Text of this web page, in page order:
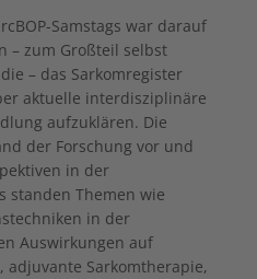
Samstags war darauf
– zum Großteil selbst
– das Sarkomregister
aktuelle interdisziplinäre
aufzuklären. Die
der Forschung vor und
in der
standen Themen wie
in der
Auswirkungen auf
adjuvante Sarkomtherapie,